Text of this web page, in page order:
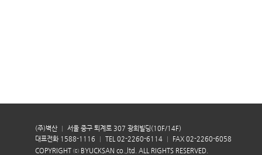
(주)벽산
서울 중구 퇴계로 307 광희빌딩(10F/14F)
대표전화 1588-1116
TEL 02-2260-6114
FAX 02-2260-6058
COPYRIGHT ⓒ BYUCKSAN co.,ltd. ALL RIGHTS RESERVED.